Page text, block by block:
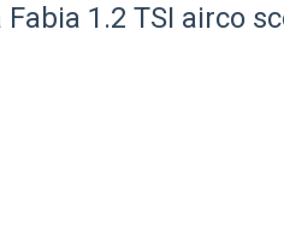
Fabia 1.2 TSI airco